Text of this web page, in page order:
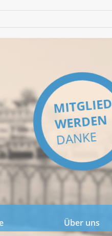
MITGLIED
WERDEN
DANKE
Über uns